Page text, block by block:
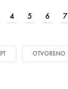
4 5 6 7
OTVORENO